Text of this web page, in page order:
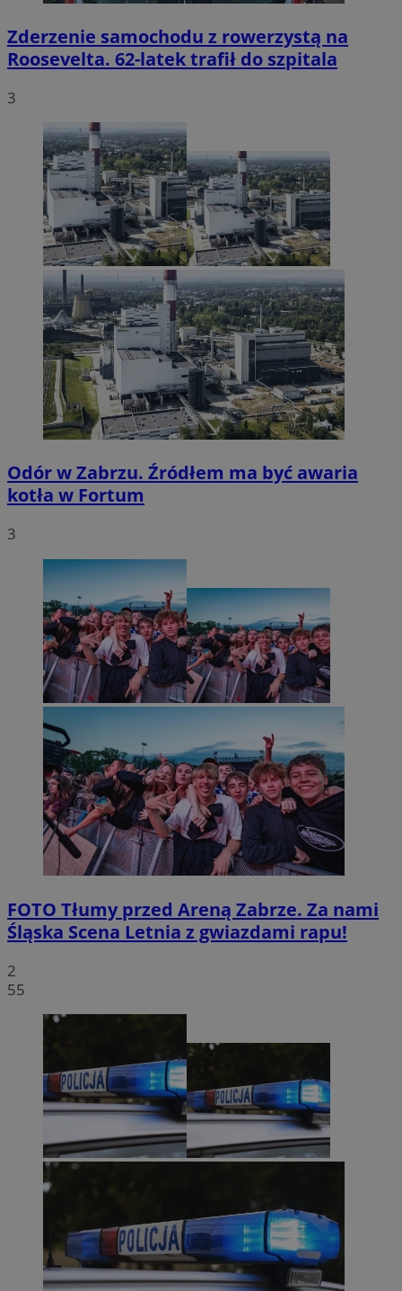
Zderzenie samochodu z rowerzystą na
Roosevelta. 62-latek trafił do szpitala
3
Odór w Zabrzu. Źródłem ma być awaria
kotła w Fortum
3
FOTO Tłumy przed Areną Zabrze. Za nami
Śląska Scena Letnia z gwiazdami rapu!
2
55